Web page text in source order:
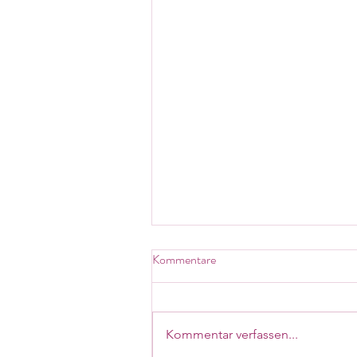
Kommentare
Kommentar verfassen...